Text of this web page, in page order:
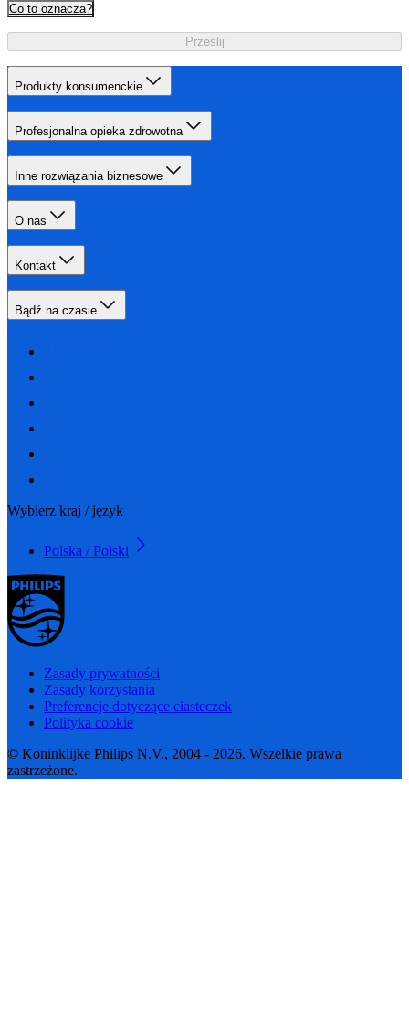
Co to oznacza?
Prześlij
Produkty konsumenckie
Profesjonalna opieka zdrowotna
Inne rozwiązania biznesowe
O nas
Kontakt
Bądź na czasie
Wybierz kraj / język
Polska / Polski
Zasady prywatności
Zasady korzystania
Preferencje dotyczące ciasteczek
Polityka cookie
© Koninklijke Philips N.V., 2004 - 2026. Wszelkie prawa
zastrzeżone.